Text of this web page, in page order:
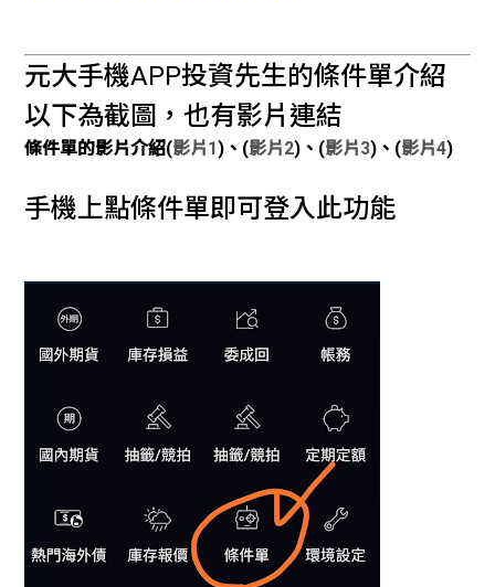
元大手機APP投資先生的條件單介紹
以下為截圖，也有影片連結
條件單的影片介紹(影片1)、(影片2)、(影片3)、(影片4)
手機上點條件單即可登入此功能